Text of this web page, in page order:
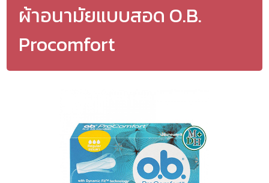
ผ้าอนามัยแบบสอด O.B.
Procomfort